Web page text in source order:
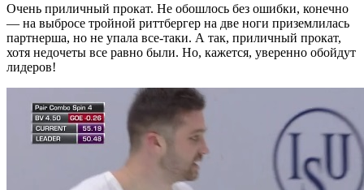
Очень приличный прокат. Не обошлось без ошибки, конечно
— на выбросе тройной риттбергер на две ноги приземлилась
партнерша, но не упала все-таки. А так, приличный прокат,
хотя недочеты все равно были. Но, кажется, уверенно обойдут
лидеров!